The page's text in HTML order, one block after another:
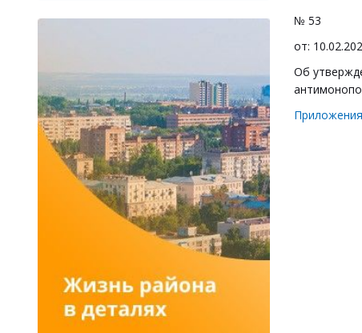
№ 53
от:
Об
Приложения